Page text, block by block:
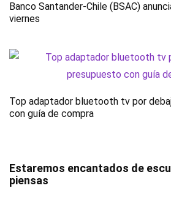
Banco Santander-Chile (BSAC)
viernes
Top adaptador bluetooth tv por
con guía de compra
Estaremos encantados de
piensas